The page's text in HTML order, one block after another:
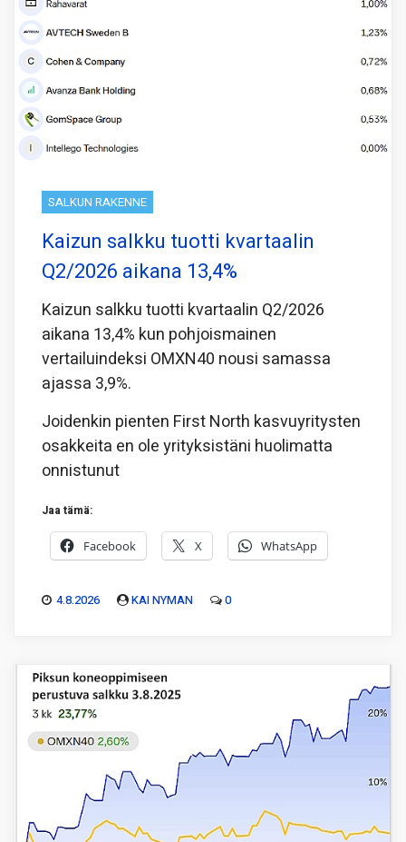
SALKUN RAKENNE
Kaizun salkku tuotti kvartaalin
Q2/2026 aikana 13,4%
Kaizun salkku tuotti kvartaalin Q2/2026
aikana 13,4% kun pohjoismainen
vertailuindeksi OMXN40 nousi samassa
ajassa 3,9%.
Joidenkin pienten First North kasvuyritysten
osakkeita en ole yrityksistäni huolimatta
onnistunut
Jaa tämä:
Facebook X WhatsApp
4.8.2026 KAI NYMAN 0